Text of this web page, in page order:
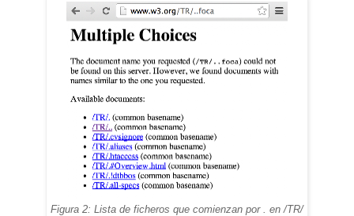
Figura 2: Lista de ficheros que comienzan por . en /TR/